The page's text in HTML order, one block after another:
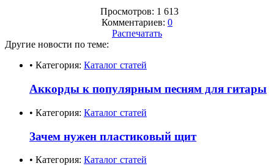
Просмотров: 1 613
Комментариев: 0
Распечатать
Другие новости по теме:
• Категория: Каталог статей
Аккорды к популярным песням для гитары
• Категория: Каталог статей
Зачем нужен пластиковый щит
• Категория: Каталог статей